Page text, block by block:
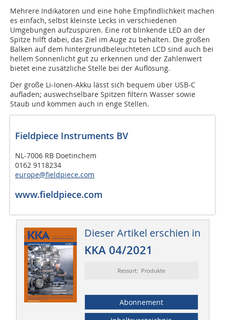
Mehrere Indikatoren und eine hohe Empfindlichkeit machen
es einfach, selbst kleinste Lecks in verschiedenen
Umgebungen aufzuspüren. Eine rot blinkende LED an der
Spitze hilft dabei, das Ziel im Auge zu behalten. Die großen
Balken auf dem hintergrundbeleuchteten LCD sind auch bei
hellem Sonnenlicht gut zu erkennen und der Zahlenwert
bietet eine zusätzliche Stelle bei der Auflösung.
Der große Li-Ionen-Akku lässt sich bequem über USB-C
aufladen; auswechselbare Spitzen filtern Wasser sowie
Staub und kommen auch in enge Stellen.
Fieldpiece Instruments BV
NL-7006 RB Doetinchem
0162 9118234
europe@fieldpiece.com
www.fieldpiece.com
Dieser Artikel erschien in
KKA 04/2021
Ressort: Produkte
Abonnement